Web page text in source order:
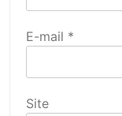
E-mail *
Site